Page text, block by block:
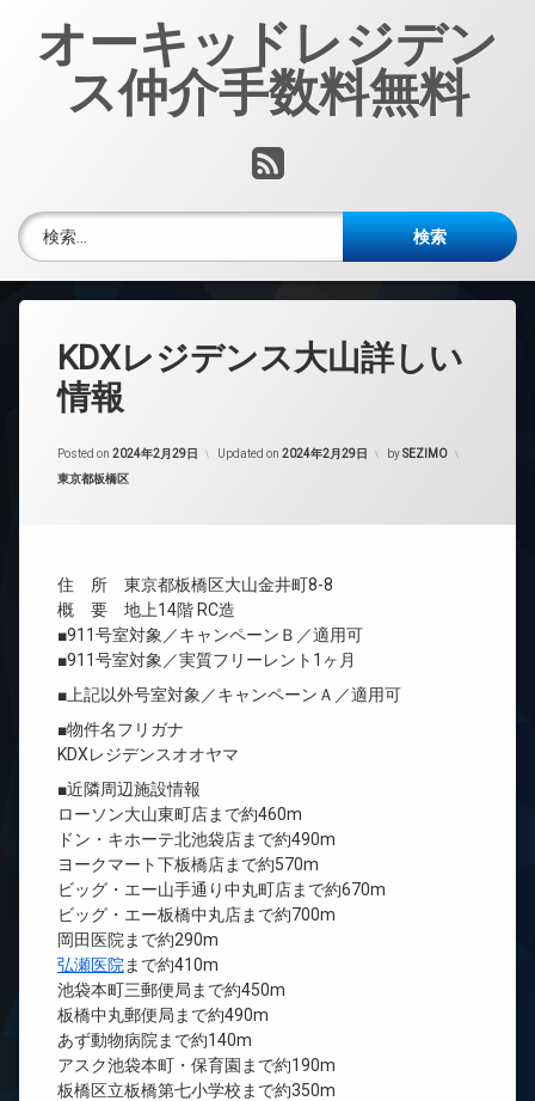
オーキッドレジデン
ス仲介手数料無料
RSS
検索:
KDXレジデンス大山詳しい
情報
Posted on 2024年2月29日 Updated on 2024年2月29日 bySEZIMO
カテゴリー:
東京都板橋区
住 所 東京都板橋区大山金井町8-8
概 要 地上14階 RC造
■911号室対象／キャンペーンＢ／適用可
■911号室対象／実質フリーレント1ヶ月
■上記以外号室対象／キャンペーンＡ／適用可
■物件名フリガナ
KDXレジデンスオオヤマ
■近隣周辺施設情報
ローソン大山東町店まで約460m
ドン・キホーテ北池袋店まで約490m
ヨークマート下板橋店まで約570m
ビッグ・エー山手通り中丸町店まで約670m
ビッグ・エー板橋中丸店まで約700m
岡田医院まで約290m
弘瀬医院 まで約410m
池袋本町三郵便局まで約450m
板橋中丸郵便局まで約490m
あず動物病院まで約140m
アスク池袋本町・保育園まで約190m
板橋区立板橋第七小学校まで約350m